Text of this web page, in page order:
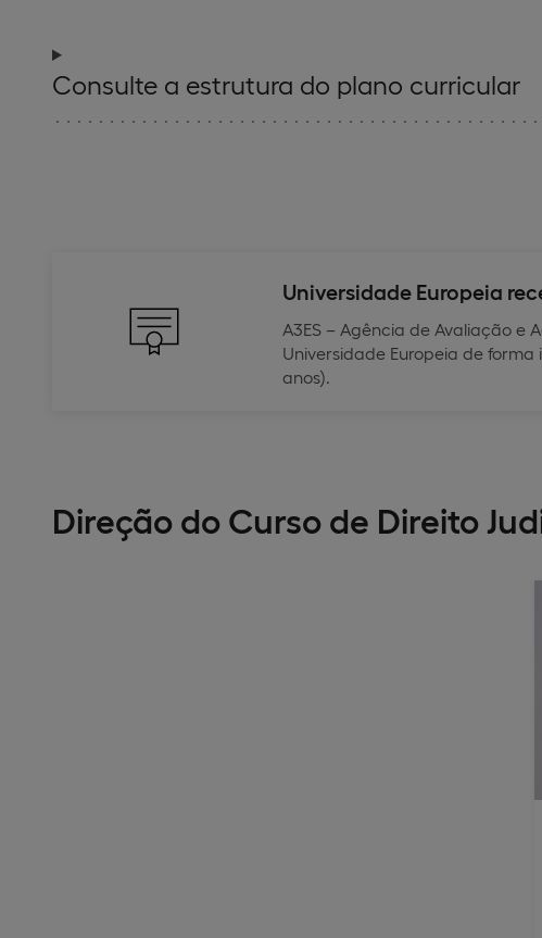
Consulte a estrutura do plano curricular
Universidade Europeia
A3ES – Agência de Avaliação e
Universidade Europeia de
anos).
Direção do Curso de Direito